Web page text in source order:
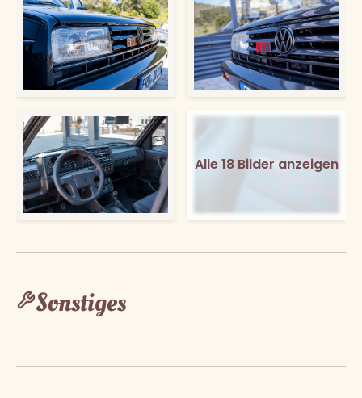
Alle 18 Bilder anzeigen
Sonstiges